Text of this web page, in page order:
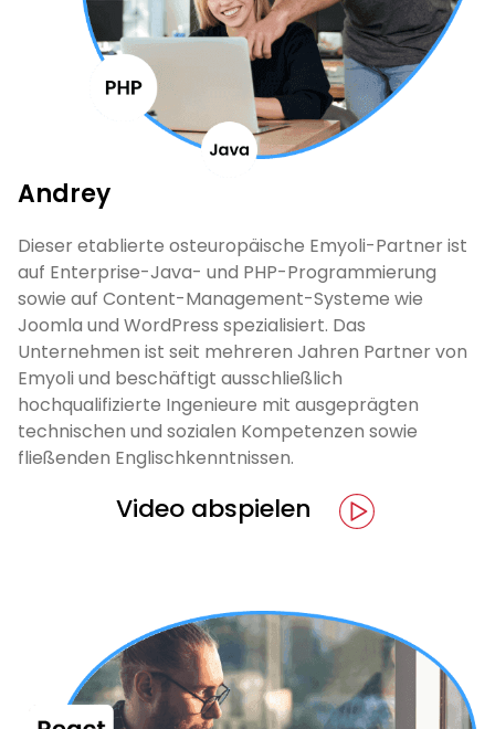
Andrey
Dieser etablierte osteuropäische Emyoli-Partner ist
auf Enterprise-Java- und PHP-Programmierung
sowie auf Content-Management-Systeme wie
Joomla und WordPress spezialisiert. Das
Unternehmen ist seit mehreren Jahren Partner von
Emyoli und beschäftigt ausschließlich
hochqualifizierte Ingenieure mit ausgeprägten
technischen und sozialen Kompetenzen sowie
fließenden Englischkenntnissen.
Video abspielen